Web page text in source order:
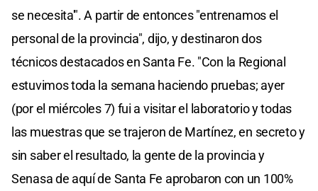
se necesita'". A partir de entonces "entrenamos el
personal de la provincia", dijo, y destinaron dos
técnicos destacados en Santa Fe. "Con la Regional
estuvimos toda la semana haciendo pruebas; ayer
(por el miércoles 7) fui a visitar el laboratorio y todas
las muestras que se trajeron de Martínez, en secreto y
sin saber el resultado, la gente de la provincia y
Senasa de aquí de Santa Fe aprobaron con un 100%